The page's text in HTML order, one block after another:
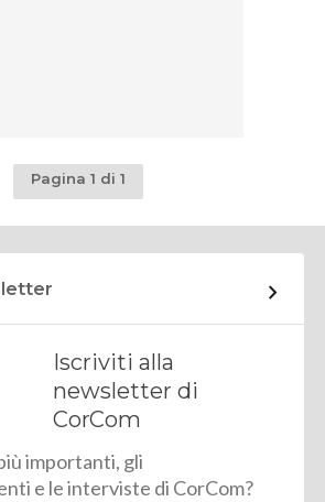
Pagina 1 di 1
Iscriviti alla
newsletter di
CorCom
importanti, gli
e le interviste di CorCom?